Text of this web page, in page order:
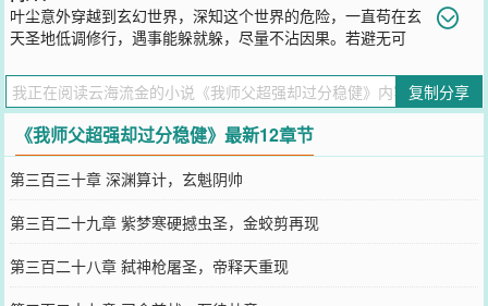
叶尘意外穿越到玄幻世界，深知这个世界的危险，一直苟在玄
天圣地低调修行，遇事能躲就躲，尽量不沾因果。若避无可
子横推诸天，威压万古，叶尘依旧稳如老狗。……这一日，天道重新
洗牌，时间长河中的诸多盖世神魔齐齐杀向叶尘，叶尘不得不出手。
一剑出鞘，神魔俱灭，天道崩溃。叶尘眨了眨眼睛：“就这？”
您要是觉得《我师父超强却过分稳健》还不错的话请不要忘记向您QQ
群和微博微信里的朋友推荐哦！
复制分享
《我师父超强却过分稳健》最新12章节
第三百三十章 深渊算计，玄魁阴帅
第三百二十九章 紫梦寒硬撼虫圣，金蛟剪再现
第三百二十八章 弑神枪屠圣，帝释天重现